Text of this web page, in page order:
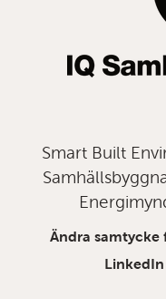
Smart Built
Ändra samtycke
LinkedIn